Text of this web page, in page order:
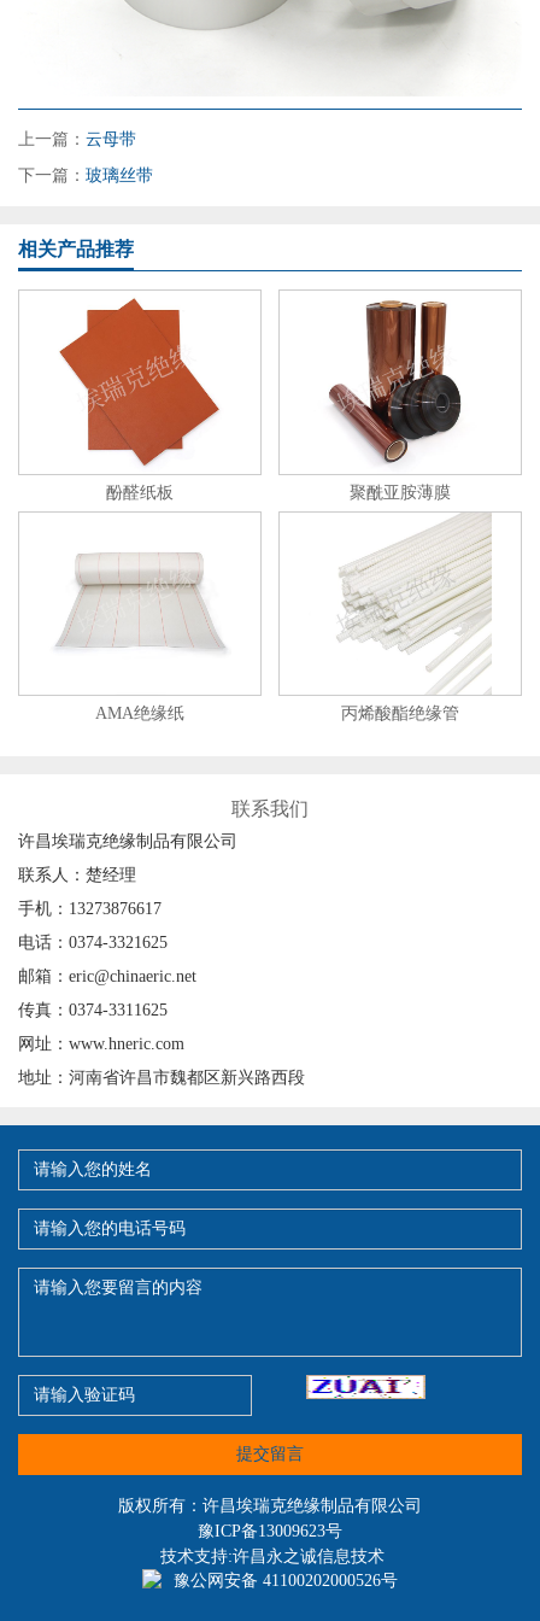
上一篇： 云母带
下一篇： 玻璃丝带
相关产品推荐
酚醛纸板 聚酰亚胺薄膜
AMA绝缘纸 丙烯酸酯绝缘管
联系我们
许昌埃瑞克绝缘制品有限公司
联系人：楚经理
手机：13273876617
电话：0374-3321625
邮箱：eric@chinaeric.net
传真：0374-3311625
网址：www.hneric.com
地址：河南省许昌市魏都区新兴路西段
提交留言
版权所有：许昌埃瑞克绝缘制品有限公司
豫ICP备13009623号
技术支持:许昌永之诚信息技术
豫公网安备 41100202000526号